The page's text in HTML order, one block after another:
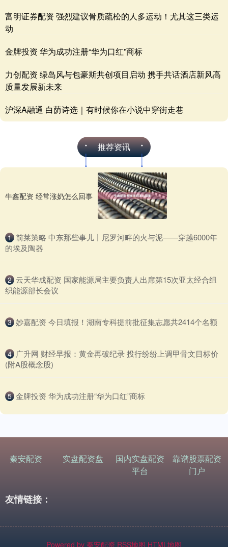
富明证券配资 强烈建议骨质疏松的人多运动！尤其这三类运
动
金牌投资 华为成功注册“华为口红”商标
力创配资 绿岛风与包豪斯共创项目启动 携手共话酒店新风高
质量发展新未来
沪深A融通 白荫诗选｜有时候你在小说中穿街走巷
推荐资讯
牛鑫配资 经常涨奶怎么回事
1 ​前莱策略 中东那些事儿丨尼罗河畔的火与泥——穿越6000年
的埃及陶器
2 ​云天华成配资 国家能源局主要负责人出席第15次亚太经合组
织能源部长会议
3 ​妙嘉配资 今日填报！湖南专科提前批征集志愿共2414个名额
4 ​广升网 财经早报：黄金再破纪录 投行纷纷上调甲骨文目标价
(附A股概念股)
5 ​金牌投资 华为成功注册“华为口红”商标
秦安配资 实盘配资盘
国内实盘配资
平台
靠谱股票配资
门户
友情链接：
Powered by 秦安配资 RSS地图 HTML地图